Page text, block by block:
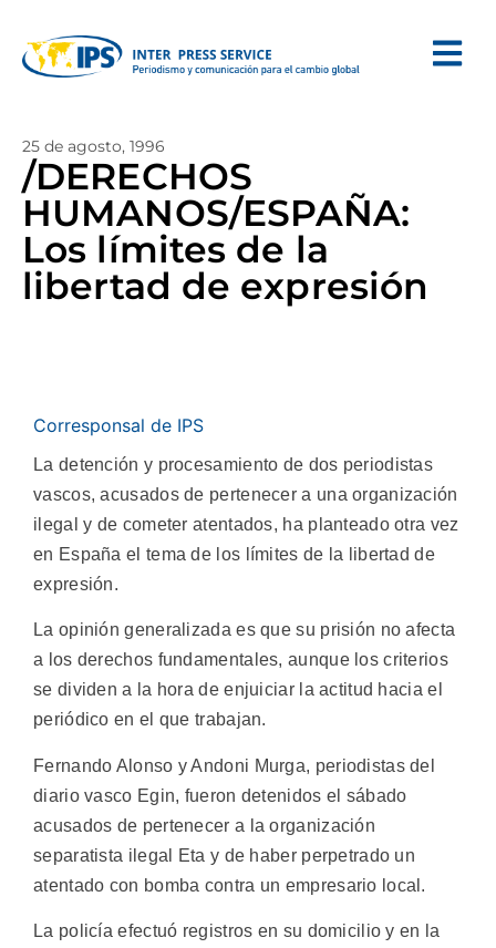
25 de agosto, 1996
/DERECHOS
HUMANOS/ESPAÑA:
Los límites de la
libertad de expresión
Corresponsal de IPS
La detención y procesamiento de dos periodistas
vascos, acusados de pertenecer a una organización
ilegal y de cometer atentados, ha planteado otra vez
en España el tema de los límites de la libertad de
expresión.
La opinión generalizada es que su prisión no afecta
a los derechos fundamentales, aunque los criterios
se dividen a la hora de enjuiciar la actitud hacia el
periódico en el que trabajan.
Fernando Alonso y Andoni Murga, periodistas del
diario vasco Egin, fueron detenidos el sábado
acusados de pertenecer a la organización
separatista ilegal Eta y de haber perpetrado un
atentado con bomba contra un empresario local.
La policía efectuó registros en su domicilio y en la